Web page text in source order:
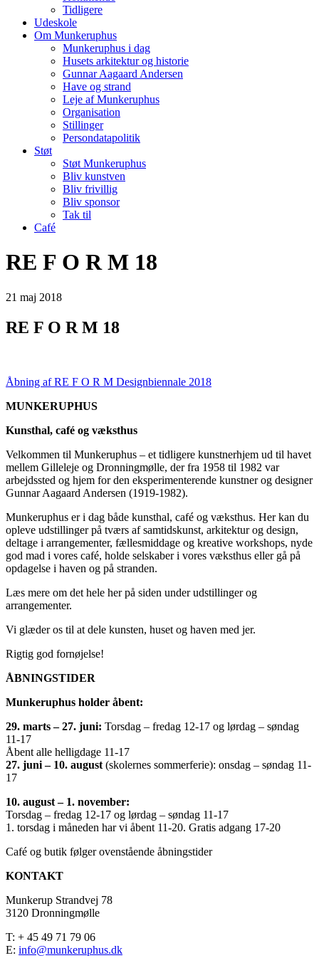
Tidligere
Udeskole
Om Munkeruphus
Munkeruphus i dag
Husets arkitektur og historie
Gunnar Aagaard Andersen
Have og strand
Leje af Munkeruphus
Organisation
Stillinger
Persondatapolitik
Støt
Støt Munkeruphus
Bliv kunstven
Bliv frivillig
Bliv sponsor
Tak til
Café
RE F O R M 18
21 maj 2018
RE F O R M 18
Åbning af RE F O R M Designbiennale 2018
MUNKERUPHUS
Kunsthal, café og væksthus
Velkommen til Munkeruphus – et tidligere kunstnerhjem ud til havet
mellem Gilleleje og Dronningmølle, der fra 1958 til 1982 var
arbejdssted og hjem for den eksperimenterende kunstner og designer
Gunnar Aagaard Andersen (1919-1982).
Munkeruphus er i dag både kunsthal, café og væksthus. Her kan du
opleve udstillinger på tværs af samtidskunst, arkitektur og design,
deltage i arrangementer, fællesmiddage og kreative workshops, nyde
god mad i vores café, holde selskaber i vores væksthus eller gå på
opdagelse i haven og på stranden.
Læs mere om det hele her på siden under udstillinger og
arrangementer.
Vi glæder os til at dele kunsten, huset og haven med jer.
Rigtig god fornøjelse!
ÅBNINGSTIDER
Munkeruphus holder åbent:
29. marts – 27. juni: Torsdag – fredag 12-17 og lørdag – søndag
11-17
Åbent alle helligdage 11-17
27. juni – 10. august (skolernes sommerferie): onsdag – søndag 11-
17
10. august – 1. november:
Torsdag – fredag 12-17 og lørdag – søndag 11-17
1. torsdag i måneden har vi åbent 11-20. Gratis adgang 17-20
Café og butik følger ovenstående åbningstider
KONTAKT
Munkerup Strandvej 78
3120 Dronningmølle
T: + 45 49 71 79 06
E: info@munkeruphus.dk